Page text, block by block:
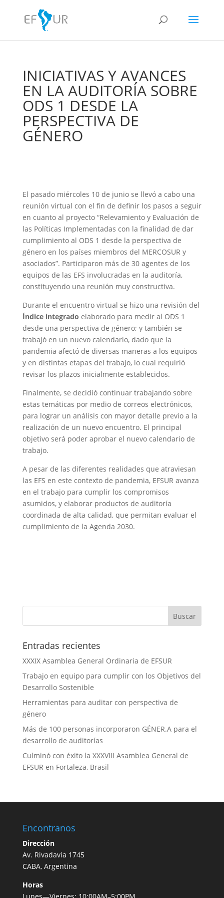
INICIATIVAS Y AVANCES
EN LA AUDITORÍA SOBRE
ODS 1 DESDE LA
PERSPECTIVA DE
GÉNERO
El pasado miércoles 10 de junio se llevó a cabo una
reunión virtual con el fin de definir los pasos a seguir
en cuanto al proyecto “Relevamiento y Evaluación de
las Políticas Implementadas con la finalidad de dar
cumplimiento al ODS 1 desde la perspectiva de
género en los países miembros del MERCOSUR y
asociados”. Participaron más de 30 agentes de los
equipos de las EFS involucradas en la auditoría,
constituyendo una reunión muy constructiva.
Durante el encuentro virtual se hizo una revisión del
Índice integrado elaborado para medir al ODS 1
desde una perspectiva de género; y también se
trabajó en un nuevo calendario, dado que la
pandemia afectó de diversas maneras a los equipos
y en distintas etapas del trabajo, lo cual requirió
revisar los plazos inicialmente establecidos.
Finalmente, se decidió continuar trabajando sobre
estas temáticas por medio de correos electrónicos,
para lograr un análisis con mayor detalle previo a la
realización de un nuevo encuentro. El principal
objetivo será poder aprobar el nuevo calendario de
trabajo.
A pesar de las diferentes realidades que atraviesan
las EFS en este contexto de pandemia, EFSUR avanza
en el trabajo para cumplir los compromisos
asumidos, y elaborar productos de auditoría
coordinada de alta calidad, que permitan evaluar el
cumplimiento de la Agenda 2030.
Entradas recientes
XXXIX Asamblea General Ordinaria de EFSUR
Trabajo en equipo para cumplir con los Objetivos del
Desarrollo Sostenible
Herramientas para auditar con perspectiva de
género
Más de 100 personas incorporaron GÉNER.A para el
desarrollo de auditorías
Culminó con éxito la XXXVIII Asamblea General de
EFSUR en Fortaleza, Brasil
Encontranos
Dirección
Av. Rivadavia 1745
CABA, Argentina
Horas